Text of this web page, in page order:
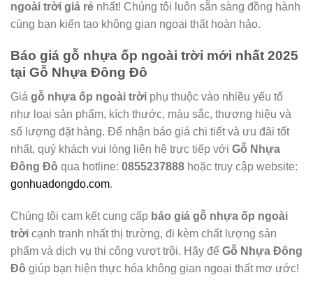
ngoài trời giá rẻ nhất! Chúng tôi luôn sẵn sàng đồng hành
cùng bạn kiến tạo không gian ngoại thất hoàn hảo.
Báo giá gỗ nhựa ốp ngoài trời mới nhất 2025
tại Gỗ Nhựa Đông Đô
Giá gỗ nhựa ốp ngoài trời phụ thuộc vào nhiều yếu tố
như loại sản phẩm, kích thước, màu sắc, thương hiệu và
số lượng đặt hàng. Để nhận báo giá chi tiết và ưu đãi tốt
nhất, quý khách vui lòng liên hệ trực tiếp với Gỗ Nhựa
Đông Đô qua hotline: 0855237888 hoặc truy cập website:
gonhuadongdo.com.
Chúng tôi cam kết cung cấp báo giá gỗ nhựa ốp ngoài
trời cạnh tranh nhất thị trường, đi kèm chất lượng sản
phẩm và dịch vụ thi công vượt trội. Hãy để Gỗ Nhựa Đông
Đô giúp bạn hiện thực hóa không gian ngoại thất mơ ước!